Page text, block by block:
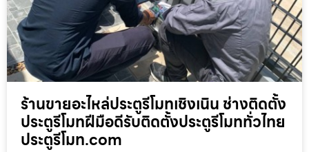
ร้านขายอะไหล่ประตูรีโมทเชิงเนิน ช่างติดตั้ง
ประตูรีโมทฝีมือดีรับติดตั้งประตูรีโมททั่วไทย
ประตูรีโมท.com